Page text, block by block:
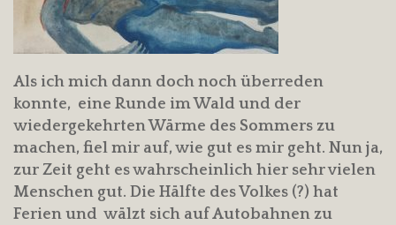
Als ich mich dann doch noch überreden
konnte, eine Runde im Wald und der
wiedergekehrten Wärme des Sommers zu
machen, fiel mir auf, wie gut es mir geht. Nun ja,
zur Zeit geht es wahrscheinlich hier sehr vielen
Menschen gut. Die Hälfte des Volkes (?) hat
Ferien und wälzt sich auf Autobahnen zu